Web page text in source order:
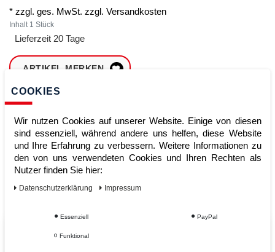
* zzgl. ges. MwSt. zzgl. Versandkosten
Inhalt 1 Stück
Lieferzeit 20 Tage
ARTIKEL MERKEN
Sofort lieferbar
Vom Profi für Profis - Ihre Vorteile
COOKIES
Wir nutzen Cookies auf unserer Website. Einige von diesen
sind essenziell, während andere uns helfen, diese Website
und Ihre Erfahrung zu verbessern. Weitere Informationen zu
den von uns verwendeten Cookies und Ihren Rechten als
Nutzer finden Sie hier:
Daten­schutz­erklärung Impressum
Essenziell PayPal
Funktional